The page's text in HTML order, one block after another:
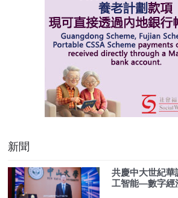
新聞
共慶中大世紀華
工智能—數字經